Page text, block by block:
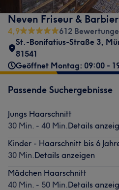
Neven Friseur & Barbier
4,9
612
St.-Bonifatius-Straße 3,
81541
Geöffnet Montag: 09:00 -
Passende Suchergebnisse
Jungs Haarschnitt
30 Min. - 40 Min.Details
Kinder - Haarschnitt bis 6
30 Min.Details anzeigen
Mädchen Haarschnitt
40 Min. - 50 Min.Details